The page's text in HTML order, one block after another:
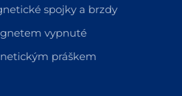
spojky a brzdy
vypnuté
práškem